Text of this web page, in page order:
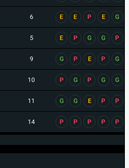
6 E E P E G
5 E P G G P
9 G P E P G
10 P G P G G
11 G G E P P
14 P P P P P